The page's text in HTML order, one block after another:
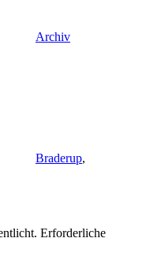
Archiv
Braderup,
Erforderliche